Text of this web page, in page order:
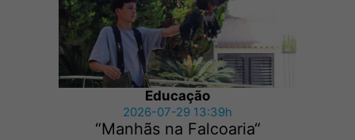
Educação
2026-07-29 13:39h
“Manhãs na Falcoaria“